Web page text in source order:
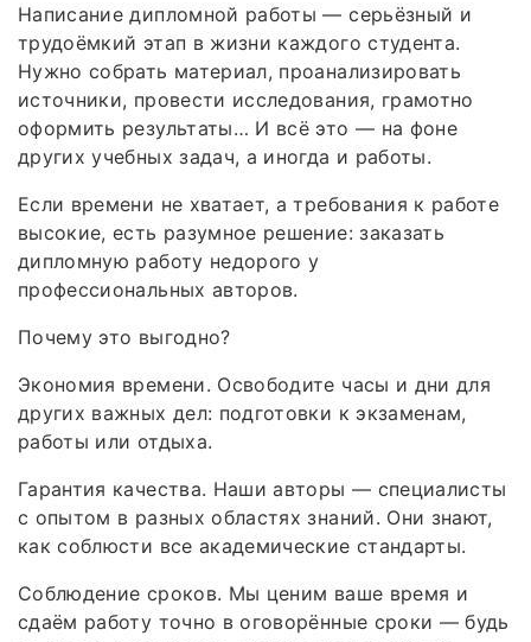
Написание дипломной работы — серьёзный и
трудоёмкий этап в жизни каждого студента.
Нужно собрать материал, проанализировать
источники, провести исследования, грамотно
оформить результаты… И всё это — на фоне
других учебных задач, а иногда и работы.
Если времени не хватает, а требования к работе
высокие, есть разумное решение: заказать
дипломную работу недорого у
профессиональных авторов.
Почему это выгодно?
Экономия времени. Освободите часы и дни для
других важных дел: подготовки к экзаменам,
работы или отдыха.
Гарантия качества. Наши авторы — специалисты
с опытом в разных областях знаний. Они знают,
как соблюсти все академические стандарты.
Соблюдение сроков. Мы ценим ваше время и
сдаём работу точно в оговорённые сроки — будь